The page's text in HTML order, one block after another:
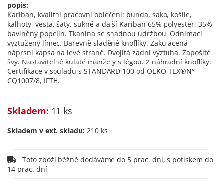
popis:
Kariban, kvalitní pracovní oblečení: bunda, sako, košile,
kalhoty, vesta, šaty, sukně a další Kariban 65% polyester, 35%
bavlněný popelín. Tkanina se snadnou údržbou. Odnímací
vyztužený límec. Barevně sladěné knoflíky. Zakulacená
náprsní kapsa na levé straně. Dvojitá zadní výztuha. Zapošité
švy. Nastavitelné kulaté manžety s légou. 2 náhradní knoflíky.
Certifikace v souladu s STANDARD 100 od OEKO-TEX®N°
CQ1007/8, IFTH.
Skladem: 11 ks
Skladem v ext. skladu: 210 ks
14 prac. dní